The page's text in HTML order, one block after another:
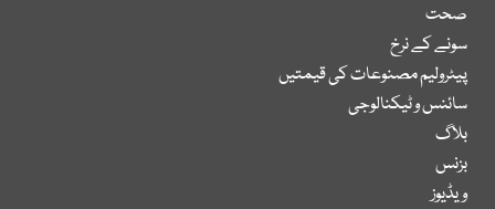
صحت
سونے کے نرخ
پیٹرولیم مصنوعات کی قیمتیں
سائنس و ٹیکنالوجی
بلاگ
بزنس
ویڈیوز